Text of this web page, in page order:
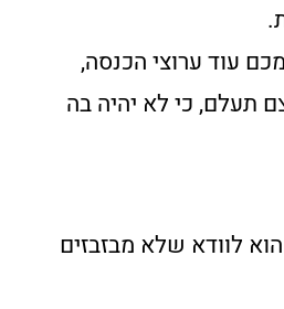
עוד ערוצי הכנסה,
תעלם, כי לא יהיה בה
לוודא שלא מבזבזים